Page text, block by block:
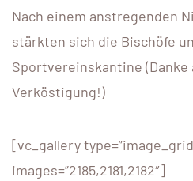
Nach einem anstregenden
stärkten sich die Bischöfe
Sportvereinskantine (Danke
Verköstigung!)
[vc_gallery
images=”2185,2181,2182″]